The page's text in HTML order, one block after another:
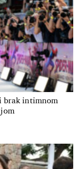
brak intimnom